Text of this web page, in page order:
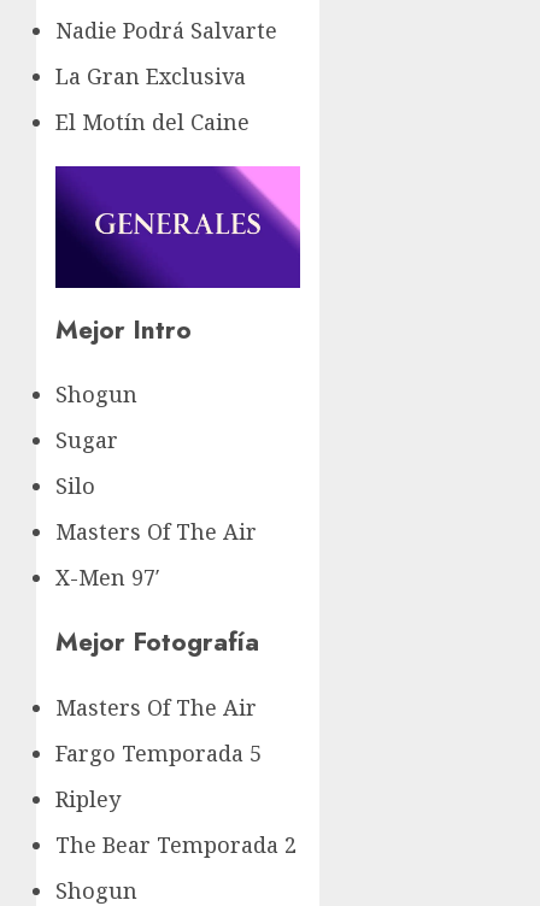
Nadie Podrá Salvarte
La Gran Exclusiva
El Motín del Caine
Mejor Intro
Shogun
Sugar
Silo
Masters Of The Air
X-Men 97′
Mejor Fotografía
Masters Of The Air
Fargo Temporada 5
Ripley
The Bear Temporada 2
Shogun